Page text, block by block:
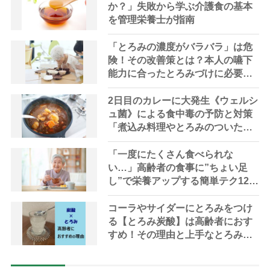
か？」失敗から学ぶ介護食の基本
を管理栄養士が指南
「とろみの濃度がバラバラ」は危
険！その改善策とは？本人の嚥下
能力に合ったとろみづけに必要な3
つのルール
2日目のカレーに大発生《ウェルシ
ュ菌》による食中毒の予防と対策
「煮込み料理やとろみのついた介
護食の温度管理に要注意」【管理
栄養士解説】
「一度にたくさん食べられな
い…」高齢者の食事に”ちょい足
し”で栄養アップする簡単テク12選
【管理栄養士提案】
コーラやサイダーにとろみをつけ
る【とろみ炭酸】は高齢者におす
すめ！その理由と上手なとろみの